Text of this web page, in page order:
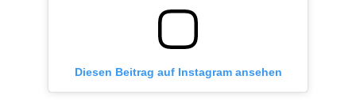
Diesen Beitrag auf Instagram ansehen